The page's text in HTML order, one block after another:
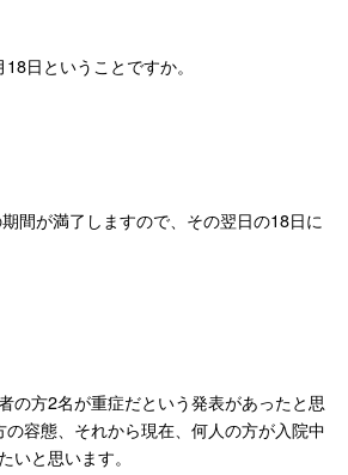
日ということですか。
間が満了しますので、その翌日の18日に
の方2名が重症だという発表があったと思
容態、それから現在、何人の方が入院中
いと思います。